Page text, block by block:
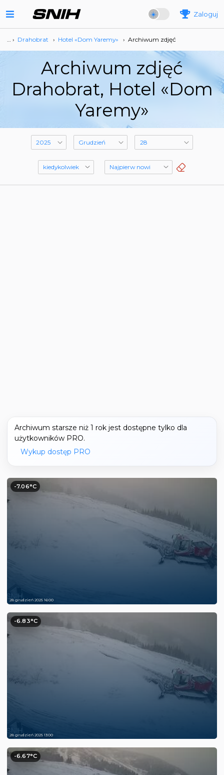
Zaloguj
… › Drahobrat › Hotel «Dom Yaremy» › Archiwum zdjęć
Archiwum zdjęć
Drahobrat, Hotel «Dom
Yaremy»
Archiwum starsze niż 1 rok jest dostępne tylko dla
użytkowników PRO.
Wykup dostęp PRO
-7.06°C
28 grudzień 2025 16:00
-6.83°C
28 grudzień 2025 13:00
-6.67°C